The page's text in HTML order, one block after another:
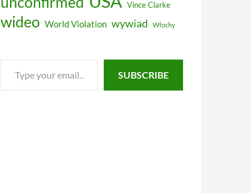
Vince Clarke
wideo World Violation wywiad Włochy
your
SUBSCRIBE